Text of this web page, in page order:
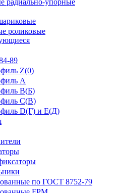
роликовые
89
Z(0)
А
В(Б)
С(В)
D(Г) и E(Д)
по ГОСТ 8752-79